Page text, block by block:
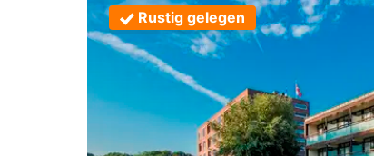
Rustig gelegen